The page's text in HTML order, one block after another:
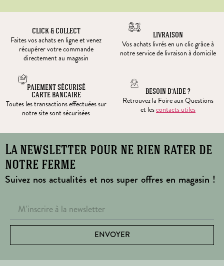
CLICK & COLLECT
Faites vos achats en ligne et venez
récupérer votre commande
directement au magasin
LIVRAISON
Vos achats livrés en un clic grâce à
notre service de livraison à domicile
PAIEMENT SÉCURISÉ
CARTE BANCAIRE
Toutes les transactions effectuées sur
notre site sont sécurisées
BESOIN D’AIDE ?
Retrouvez la Foire aux Questions
et lescontacts utiles
La newsletter pour ne rien rater de
notre ferme
Suivez nos actualités et nos super offres en magasin !
ENVOYER